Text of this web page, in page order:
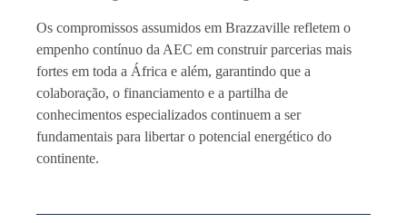
Os compromissos assumidos em Brazzaville refletem o
empenho contínuo da AEC em construir parcerias mais
fortes em toda a África e além, garantindo que a
colaboração, o financiamento e a partilha de
conhecimentos especializados continuem a ser
fundamentais para libertar o potencial energético do
continente.